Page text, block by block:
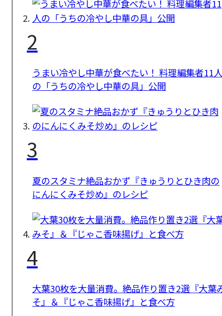
2
うまい冷やし中華が食べたい！ 料理編集者11人
の「うちの冷やし中華の具」公開
3
夏のスタミナ絶品おかず『きゅうりとひき肉の
にんにくみそ炒め』のレシピ
4
大葉30枚を大量消費。絶品作り置き2選『大葉
そ』＆『じゃこ香味揚げ』と食べ方